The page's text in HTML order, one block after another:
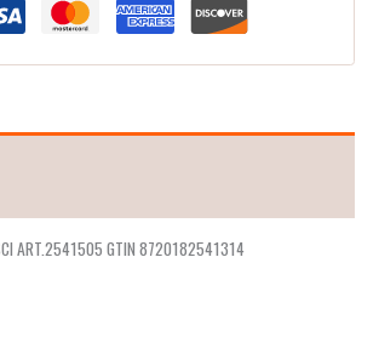
ART.2541505 GTIN 8720182541314